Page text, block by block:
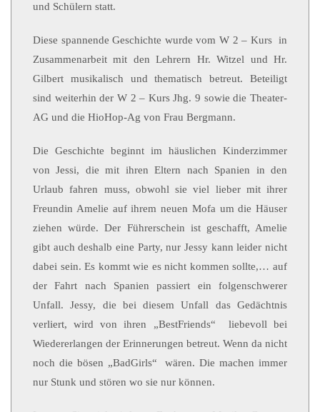
und Schülern statt.
Diese spannende Geschichte wurde vom W 2 – Kurs in
Zusammenarbeit mit den Lehrern Hr. Witzel und Hr.
Gilbert musikalisch und thematisch betreut. Beteiligt
sind weiterhin der W 2 – Kurs Jhg. 9 sowie die Theater-
AG und die HioHop-Ag von Frau Bergmann.
Die Geschichte beginnt im häuslichen Kinderzimmer
von Jessi, die mit ihren Eltern nach Spanien in den
Urlaub fahren muss, obwohl sie viel lieber mit ihrer
Freundin Amelie auf ihrem neuen Mofa um die Häuser
ziehen würde. Der Führerschein ist geschafft, Amelie
gibt auch deshalb eine Party, nur Jessy kann leider nicht
dabei sein. Es kommt wie es nicht kommen sollte,… auf
der Fahrt nach Spanien passiert ein folgenschwerer
Unfall. Jessy, die bei diesem Unfall das Gedächtnis
verliert, wird von ihren „BestFriends“ liebevoll bei
Wiedererlangen der Erinnerungen betreut. Wenn da nicht
noch die bösen „BadGirls“ wären. Die machen immer
nur Stunk und stören wo sie nur können.